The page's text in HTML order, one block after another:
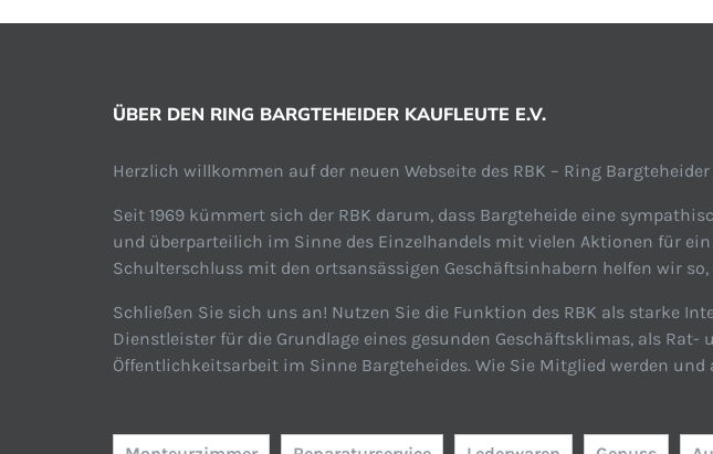
ÜBER DEN RING BARGTEHEIDER KAUFLEUTE E.V.
Herzlich willkommen auf der neuen Webseite des RBK – Ring
Seit 1969 kümmert sich der RBK darum, dass Bargteheide eine
und überparteilich im Sinne des Einzelhandels mit vielen Aktionen für
Schulterschluss mit den ortsansässigen Geschäftsinhabern helfen wir
Schließen Sie sich uns an! Nutzen Sie die Funktion des RBK als starke
Dienstleister für die Grundlage eines gesunden Geschäftsklimas, als
Öffentlichkeitsarbeit im Sinne Bargteheides. Wie Sie Mitglied werden